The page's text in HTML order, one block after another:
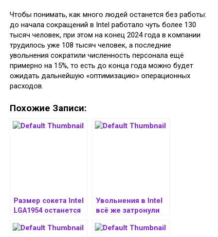
Чтобы понимать, как много людей останется без работы:
до начала сокращений в Intel работало чуть более 130
тысяч человек, при этом на конец 2024 года в компании
трудилось уже 108 тысяч человек, а последние
увольнения сократили численность персонала ещё
примерно на 15%, то есть до конца года можно будет
ожидать дальнейшую «оптимизацию» операционных
расходов.
Похожие Записи:
Размер сокета Intel
LGA1954 останется
LGA1851
Увольнения в Intel
всё же затронули
количество